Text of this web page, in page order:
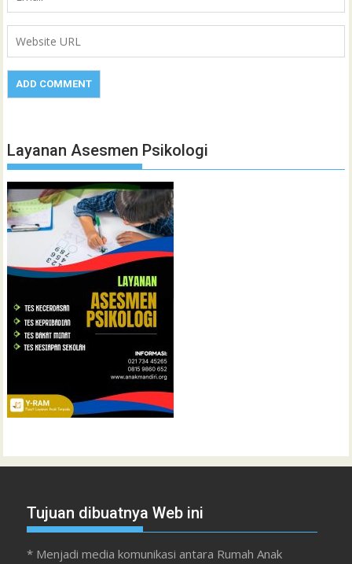
Layanan Asesmen Psikologi
Tujuan dibuatnya Web ini
* Menjadi media komunikasi antara Rumah Anak